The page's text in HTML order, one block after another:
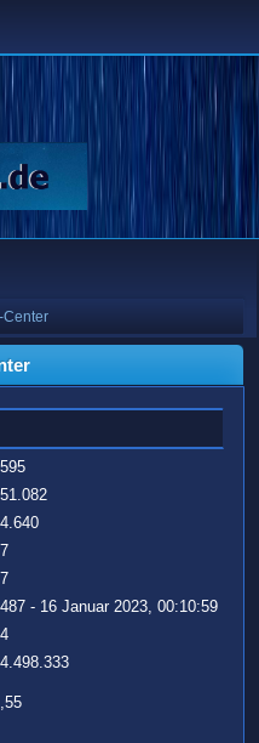
Center
595
51.082
4.640
7
7
487 - 16 Januar 2023, 00:10:59
4
4.498.333